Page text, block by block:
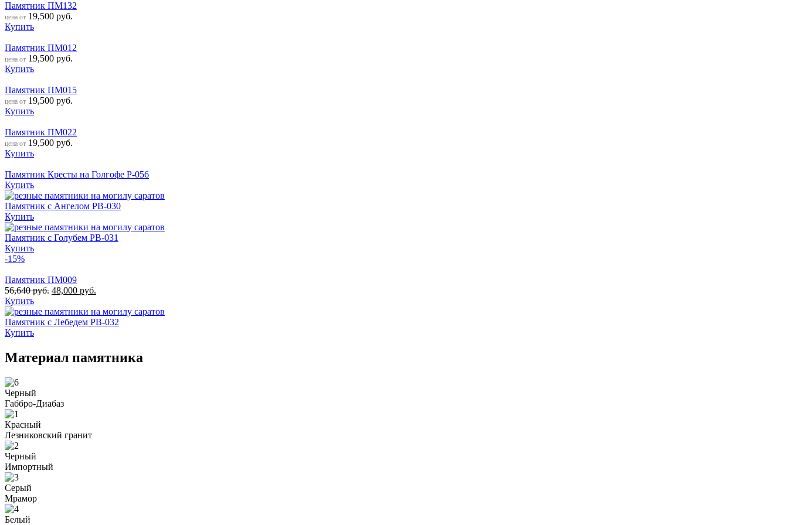
Памятник ПМ132
цена от 19,500 руб.
Купить
Памятник ПМ012
цена от 19,500 руб.
Купить
Памятник ПМ015
цена от 19,500 руб.
Купить
Памятник ПМ022
цена от 19,500 руб.
Купить
Памятник Кресты на Голгофе Р-056
Купить
Памятник с Ангелом РВ-030
Купить
Памятник с Голубем РВ-031
Купить
-15%
Памятник ПМ009
56,640руб. 48,000 руб.
Купить
Памятник с Лебедем РВ-032
Купить
Материал памятника
Черный
Габбро-Диабаз
Красный
Лезниковский гранит
Черный
Импортный
Серый
Мрамор
Белый